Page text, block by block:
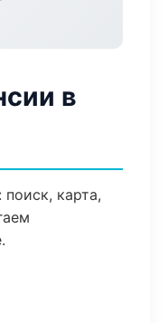
в
карта,